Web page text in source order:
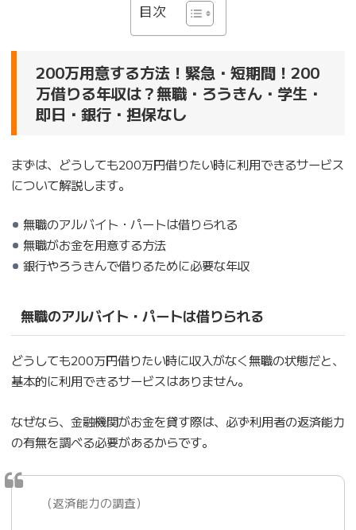
目次
200万用意する方法！緊急・短期間！200
万借りる年収は？無職・ろうきん・学生・
即日・銀行・担保なし
まずは、どうしても200万円借りたい時に利用できるサービス
について解説します。
無職のアルバイト・パートは借りられる
無職がお金を用意する方法
銀行やろうきんで借りるために必要な年収
無職のアルバイト・パートは借りられる
どうしても200万円借りたい時に収入がなく無職の状態だと、
基本的に利用できるサービスはありません。
なぜなら、金融機関がお金を貸す際は、必ず利用者の返済能力
の有無を調べる必要があるからです。
（返済能力の調査）